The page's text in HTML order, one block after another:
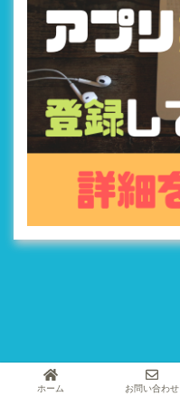
ホーム お問い合わせ